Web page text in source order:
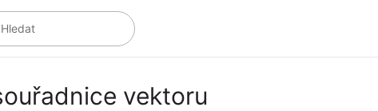
Hledat
vektoru